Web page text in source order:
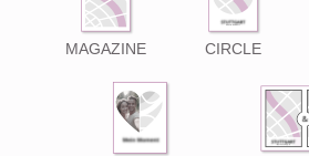
MAGAZINE CIRCLE